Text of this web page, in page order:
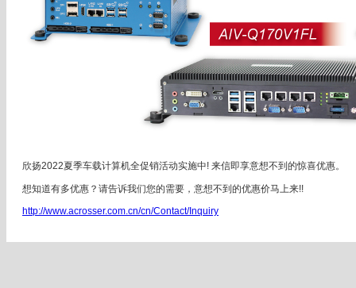
欣扬2022夏季车载计算机全促销活动实施中! 来信即享意想不到的惊喜优惠。
想知道有多优惠？请告诉我们您的需要，意想不到的优惠价马上来!!
http://www.acrosser.com.cn/cn/Contact/Inquiry